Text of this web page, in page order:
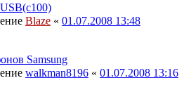
Blaze « 01.07.2008 13:48
Samsung
walkman8196 « 01.07.2008 13:16